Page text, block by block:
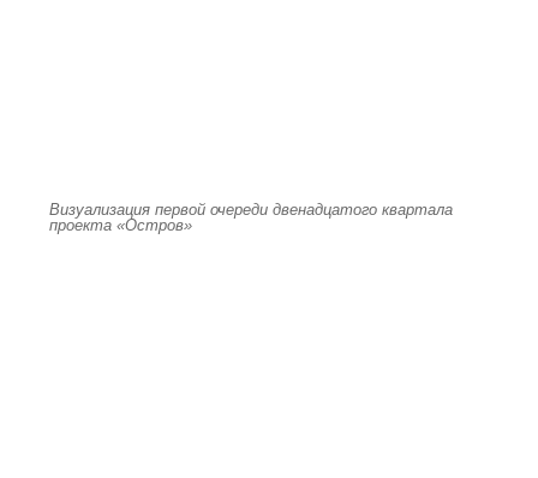
Визуализация первой очереди двенадцатого квартала
проекта «Остров»